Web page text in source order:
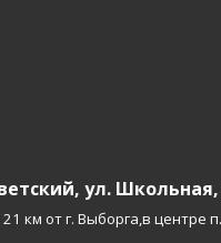
ул. Школьная,
км от г. Выборга,в центре